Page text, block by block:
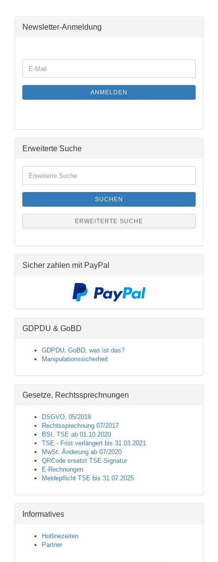
Newsletter-Anmeldung
ZUR
E-
Mail
ANMELDEN
Erweiterte Suche
Suche
SUCHEN
ERWEITERTE SUCHE
Sicher zahlen mit PayPal
GDPDU & GoBD
GDPDU, GoBD, was ist das?
Manipulationssicherheit
Gesetze, Rechtssprechnungen
DSGVO, 05/2018
Rechtssprechnung 07/2017
BSI, TSE ab 01.10.2020
TSE - Frist verlängert bis 31.03.2021
MwSt. Änderung ab 07/2020
QRCode ersetzt TSE-Signatur
E-Rechnungen
Meldepflicht TSE bis 31.07.2025
Informatives
Hotlinezeiten
Partner